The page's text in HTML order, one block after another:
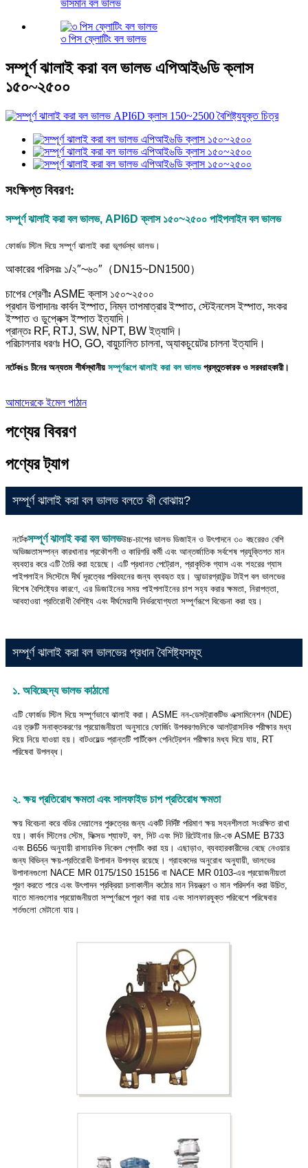
ভাসমান বল ভালভ
৩ পিস ফ্লোটিং বল ভালভ
সম্পূর্ণ ঝালাই করা বল ভালভ এপিআই৬ডি ক্লাস
১৫০~২৫০০
সংক্ষিপ্ত বিবরণ:
সম্পূর্ণ ঝালাই করা বল ভালভ, API6D ক্লাস ১৫০~২৫০০ পাইপলাইন বল ভালভ
ফোর্জড স্টিল দিয়ে সম্পূর্ণ ঝালাই করা ভূগর্ভস্থ ভালভ।
আকারের পরিসরঃ ১/২″~৬০″（DN15~DN1500）
চাপের শ্রেণীঃ ASME ক্লাস ১৫০~২৫০০
প্রধান উপাদানঃ কার্বন ইস্পাত, নিম্ন তাপমাত্রার ইস্পাত, স্টেইনলেস ইস্পাত, সংকর
ইস্পাত ও ডুপ্লেক্স ইস্পাত ইত্যাদি।
প্রান্তঃ RF, RTJ, SW, NPT, BW ইত্যাদি।
পরিচালনার ধরণঃ HO, GO, বায়ুচালিত চালনা, অ্যাকচুয়েটর চালনা ইত্যাদি।
নর্টেকis চীনের অন্যতম শীর্ষস্থানীয় সম্পূর্ণরূপে ঝালাই করা বল ভালভ প্রস্তুতকারক ও সরবরাহকারী।
আমাদেরকে ইমেল পাঠান
পণ্যের বিবরণ
পণ্যের ট্যাগ
সম্পূর্ণ ঝালাই করা বল ভালভ বলতে কী বোঝায়?
নর্টেকসম্পূর্ণ ঝালাই করা বল ভালভউচ্চ-চাপের ভালভ ডিজাইন ও উৎপাদনে ৩০ বছরেরও বেশি
অভিজ্ঞতাসম্পন্ন কারখানার প্রকৌশলী ও কারিগরি কর্মী এবং আন্তর্জাতিক সর্বশেষ প্রযুক্তিগত মান
ব্যবহার করে এটি তৈরি করা হয়েছে। এটি প্রধানত পেট্রোল, প্রাকৃতিক গ্যাস এবং শহরের গ্যাস
পাইপলাইন সিস্টেমে দীর্ঘ দূরত্বের পরিবহনের জন্য ব্যবহৃত হয়। আন্ডারগ্রাউন্ড টাইপ বল ভালভের
বিশেষ বৈশিষ্ট্যের কারণে, এর ডিজাইনের সময় পাইপলাইনের চাপ সহ্য করার ক্ষমতা, নিরাপত্তা,
আবহাওয়া প্রতিরোধী বৈশিষ্ট্য এবং দীর্ঘমেয়াদী নির্ভরযোগ্যতা সম্পূর্ণরূপে বিবেচনা করা হয়।
সম্পূর্ণ ঝালাই করা বল ভালভের প্রধান বৈশিষ্ট্যসমূহ
১. অবিচ্ছেদ্য ভালভ কাঠামো
এটি ফোর্জড স্টিল দিয়ে সম্পূর্ণভাবে ঝালাই করা। ASME নন-ডেসট্রাকটিভ এক্সামিনেশন (NDE)
এর ত্রুটি সনাক্তকরণের প্রয়োজনীয়তা অনুসারে ফোর্জিং উপকরণগুলিকে আলট্রাসনিক পরীক্ষার মধ্য
দিয়ে নিয়ে যাওয়া হয়। বাটওয়েল্ড প্রান্তটি পার্টিকেল পেনিট্রেশন পরীক্ষার মধ্য দিয়ে যায়, RT
পরিষেবা উপলব্ধ।
২. ক্ষয় প্রতিরোধ ক্ষমতা এবং সালফাইড চাপ প্রতিরোধ ক্ষমতা
ক্ষয় বিবেচনা করে বডির দেয়ালের পুরুত্বের জন্য একটি নির্দিষ্ট পরিমাণ ক্ষয় সহনশীলতা সংরক্ষিত রাখা
হয়। কার্বন স্টিলের স্টেম, ফিক্সড শ্যাফট, বল, সিট এবং সিট রিটেইনার রিং-কে ASME B733
এবং B656 অনুযায়ী রাসায়নিক নিকেল প্লেটিং করা হয়। এছাড়াও, ব্যবহারকারীদের বেছে নেওয়ার
জন্য বিভিন্ন ক্ষয়-প্রতিরোধী উপাদান উপলব্ধ রয়েছে। গ্রাহকদের অনুরোধ অনুযায়ী, ভালভের
উপাদানগুলো NACE MR 0175/1S0 15156 বা NACE MR 0103-এর প্রয়োজনীয়তা
পূরণ করতে পারে এবং উৎপাদন প্রক্রিয়া চলাকালীন কঠোর মান নিয়ন্ত্রণ ও মান পরিদর্শন করা উচিত,
যাতে মানগুলোর প্রয়োজনীয়তা সম্পূর্ণরূপে পূরণ করা যায় এবং সালফারযুক্ত পরিবেশে পরিষেবার
শর্তগুলো মেটানো যায়।